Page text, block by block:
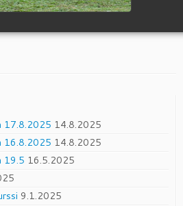
17.8.2025 14.8.2025
16.8.2025 14.8.2025
19.5 16.5.2025
9.1.2025